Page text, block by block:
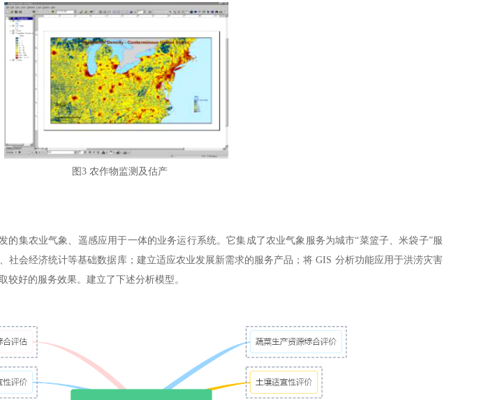
图3 农作物监测及估产
集农业气象、遥感应用于一体的业务运行系统。它集成了农业气象服务为城市“菜篮子、米袋子”服
社会经济统计等基础数据库；建立适应农业发展新需求的服务产品；将 GIS 分析功能应用于洪涝灾害
较好的服务效果。建立了下述分析模型。